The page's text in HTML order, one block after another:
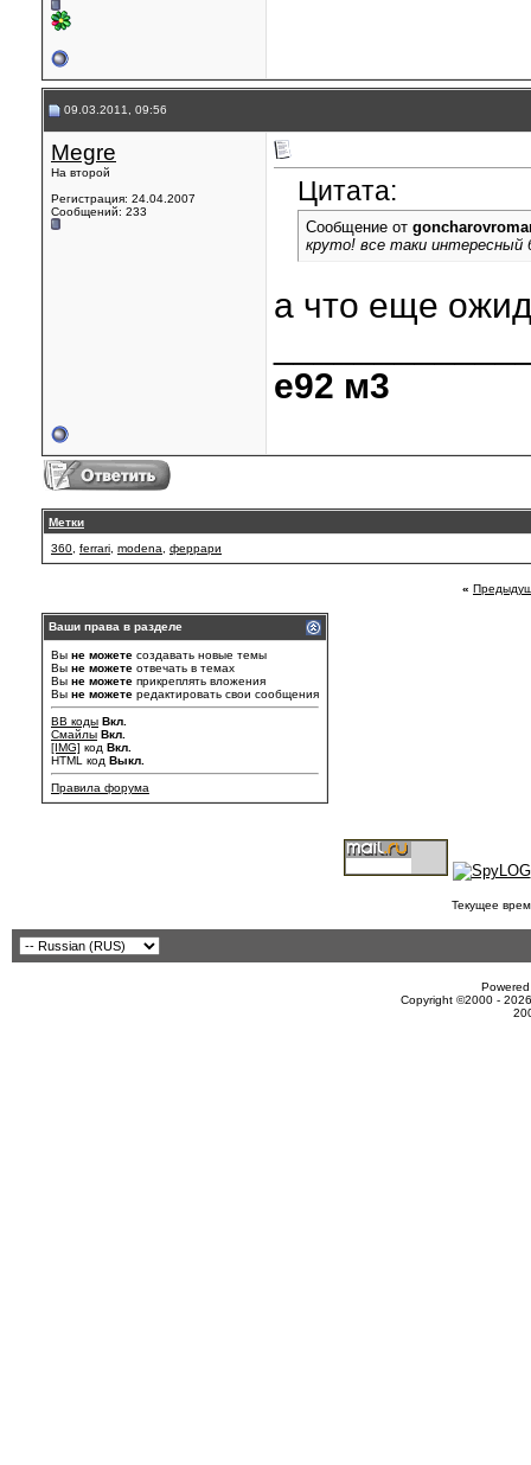
09.03.2011, 09:56
Megre
На второй
Регистрация: 24.04.2007
Сообщений: 233
Цитата:
Сообщение от
круто! все таки
а что еще
е92 м3
Метки
360 ferrari modena феррари
«
Ваши права в разделе
Вы не можете создавать новые темы
Вы не можете отвечать в темах
Вы не можете прикреплять вложения
Вы не можете редактировать свои сообщения
BB коды Вкл.
Смайлы Вкл.
[IMG] код Вкл.
HTML код Выкл.
Правила форума
Текущее
Copyright ©2000 -